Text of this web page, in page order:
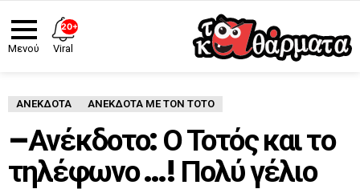
Μενού
ΑΝΈΚΔΟΤΑ ΑΝΕΚΔΟΤΑ ΜΕ ΤΟΝ ΤΟΤΟ
–Ανέκδοτο: Ο Τοτός και το
τηλέφωνο …! Πολύ γέλιο
20+
Viral